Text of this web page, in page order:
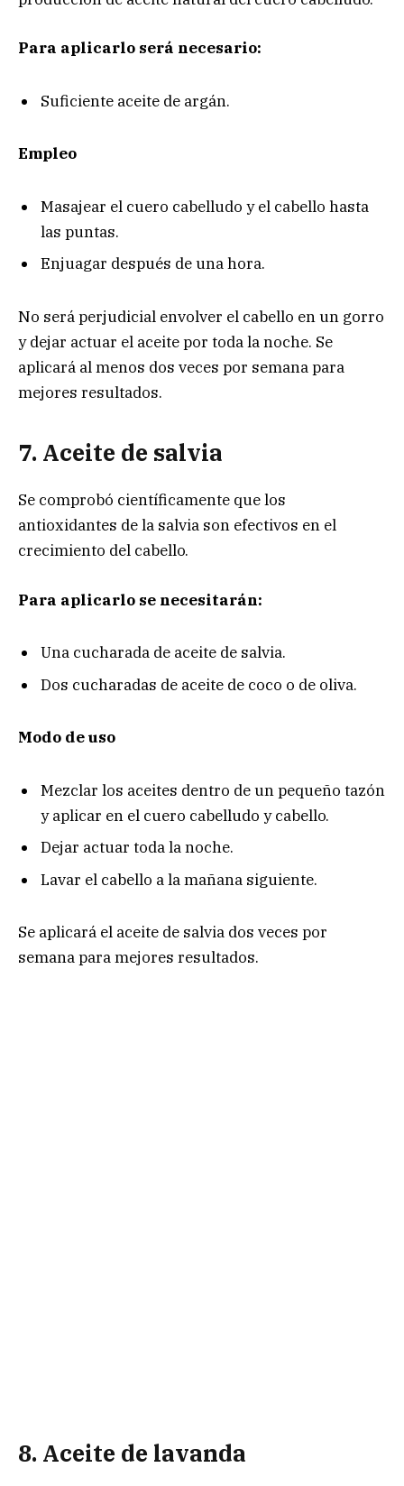
Para aplicarlo será necesario:
Suficiente aceite de argán.
Empleo
Masajear el cuero cabelludo y el cabello hasta
las puntas.
Enjuagar después de una hora.
No será perjudicial envolver el cabello en un gorro
y dejar actuar el aceite por toda la noche. Se
aplicará al menos dos veces por semana para
mejores resultados.
7. Aceite de salvia
Se comprobó científicamente que los
antioxidantes de la salvia son efectivos en el
crecimiento del cabello.
Para aplicarlo se necesitarán:
Una cucharada de aceite de salvia.
Dos cucharadas de aceite de coco o de oliva.
Modo de uso
Mezclar los aceites dentro de un pequeño tazón
y aplicar en el cuero cabelludo y cabello.
Dejar actuar toda la noche.
Lavar el cabello a la mañana siguiente.
Se aplicará el aceite de salvia dos veces por
semana para mejores resultados.
8. Aceite de lavanda